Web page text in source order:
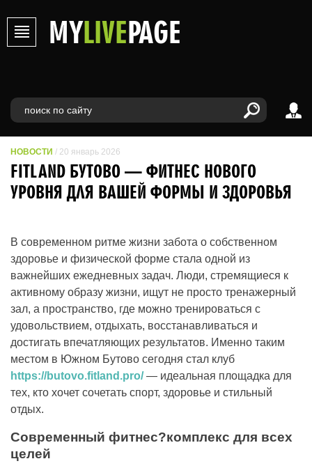
MYLIVEPAGE
НОВОСТИ / 20 январь 2026
FITLAND БУТОВО — ФИТНЕС НОВОГО
УРОВНЯ ДЛЯ ВАШЕЙ ФОРМЫ И ЗДОРОВЬЯ
В современном ритме жизни забота о собственном
здоровье и физической форме стала одной из
важнейших ежедневных задач. Люди, стремящиеся к
активному образу жизни, ищут не просто тренажерный
зал, а пространство, где можно тренироваться с
удовольствием, отдыхать, восстанавливаться и
достигать впечатляющих результатов. Именно таким
местом в Южном Бутово сегодня стал клуб
https://butovo.fitland.pro/— идеальная площадка для
тех, кто хочет сочетать спорт, здоровье и стильный
отдых.
Современный фитнес?комплекс для всех
целей